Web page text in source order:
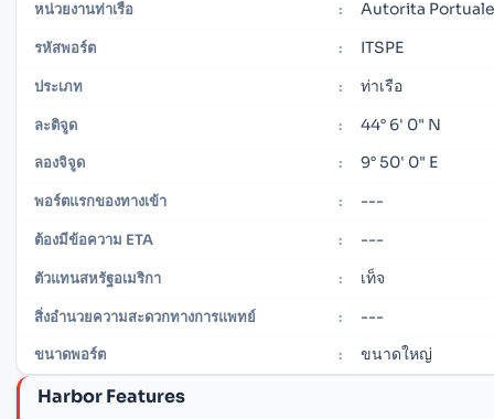
หน่วยงานท่าเรือ : Autorita
รหัสพอร์ต : ITSPE
ประเภท : ท่าเรือ
ละติจูด : 44° 6' 0" N
ลองจิจูด : 9° 50' 0" E
พอร์ตแรกของทางเข้า : ---
ต้องมีข้อความ ETA : ---
ตัวแทนสหรัฐอเมริกา : เท็จ
สิ่งอำนวยความสะดวกทางการแพทย์ : ---
ขนาดพอร์ต : ขนาดใหญ่
Harbor Features